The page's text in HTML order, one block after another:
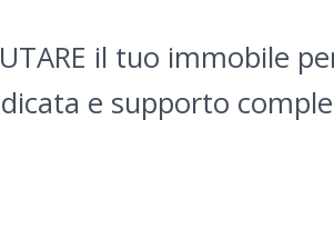
il tuo immobile
e supporto